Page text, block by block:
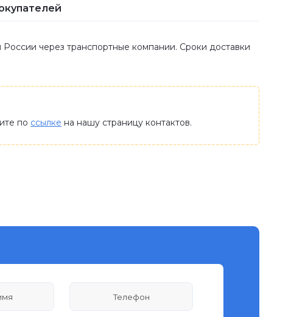
через транспортные компании. Сроки доставки
по ссылке на нашу страницу контактов.